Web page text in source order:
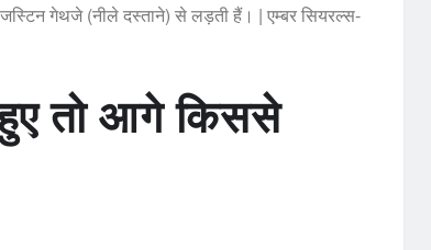
जस्टिन गेथजे (नीले दस्ताने) से लड़ती हैं। | एम्बर सियरल्स-
हुए तो आगे किससे